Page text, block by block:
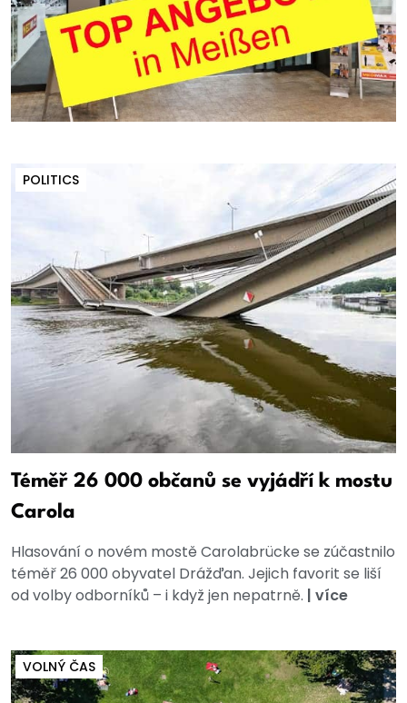
POLITICS
Téměř 26 000 občanů se vyjádří k mostu
Carola
Hlasování o novém mostě Carolabrücke se zúčastnilo
téměř 26 000 obyvatel Drážďan. Jejich favorit se liší
od volby odborníků – i když jen nepatrně. | více
VOLNÝ ČAS